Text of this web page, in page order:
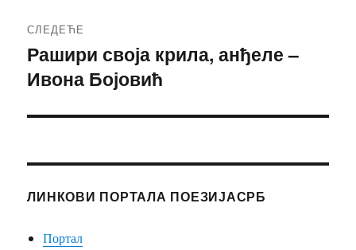
СЛЕДЕЋЕ
Следећи
чланак:
Рашири своја крила, анђеле –
Ивона Бојовић
ЛИНКОВИ ПОРТАЛА ПОЕЗИЈАСРБ
Портал